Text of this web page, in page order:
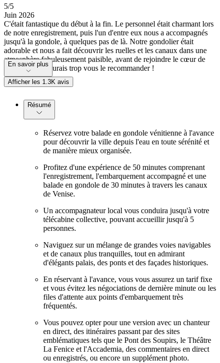
5/5
Juin 2026
C'était fantastique du début à la fin. Le personnel était charmant lors
de notre enregistrement, puis l'un d'entre eux nous a accompagnés
jusqu'à la gondole, à quelques pas de là. Notre gondolier était
adorable et nous a fait découvrir les ruelles et les canaux dans une
atmosphère fabuleusement paisible, avant de rejoindre le cœur de
Venise. Je ne saurais trop vous le recommander !
En savoir plus
Afficher les 1.3K avis
Résumé
Réservez votre balade en gondole vénitienne à l'avance
pour découvrir la ville depuis l'eau en toute sérénité et
de manière mieux organisée.
Profitez d'une expérience de 50 minutes comprenant
l'enregistrement, l'embarquement accompagné et une
balade en gondole de 30 minutes à travers les canaux
de Venise.
Un accompagnateur local vous conduira jusqu'à votre
télécabine collective, pouvant accueillir jusqu'à 5
personnes.
Naviguez sur un mélange de grandes voies navigables
et de canaux plus tranquilles, tout en admirant
d'élégants palais, des ponts et des façades historiques.
En réservant à l'avance, vous vous assurez un tarif fixe
et vous évitez les négociations de dernière minute ou les
files d'attente aux points d'embarquement très
fréquentés.
Vous pouvez opter pour une version avec un chanteur
en direct, des itinéraires passant par des sites
emblématiques tels que le Pont des Soupirs, le Théâtre
La Fenice et l'Accademia, des commentaires en direct
ou enregistrés, ou encore un supplément photo.